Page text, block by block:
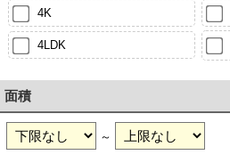
4K
4LDK
面積
～